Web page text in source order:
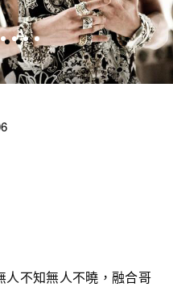
不知無人不曉，融合哥